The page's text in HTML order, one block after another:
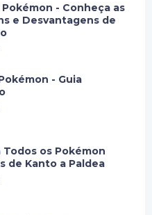
- Conheça as
e Desvantagens de
- Guia
Todos os Pokémon
de Kanto a Paldea